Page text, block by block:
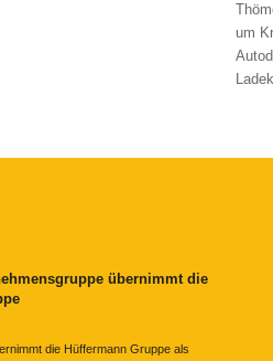
um
übernimmt die
die Hüffermann Gruppe als